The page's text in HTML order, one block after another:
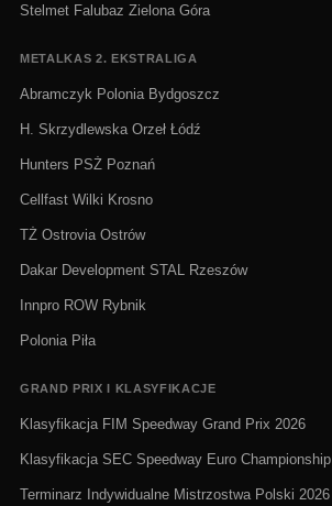
Stelmet Falubaz Zielona Góra
METALKAS 2. EKSTRALIGA
Abramczyk Polonia Bydgoszcz
H. Skrzydlewska Orzeł Łódź
Hunters PSŻ Poznań
Cellfast Wilki Krosno
TŻ Ostrovia Ostrów
Dakar Development STAL Rzeszów
Innpro ROW Rybnik
Polonia Piła
GRAND PRIX I KLASYFIKACJE
Klasyfikacja FIM Speedway Grand Prix 2026
Klasyfikacja SEC Speedway Euro Championship
Terminarz Indywidualne Mistrzostwa Polski 2026